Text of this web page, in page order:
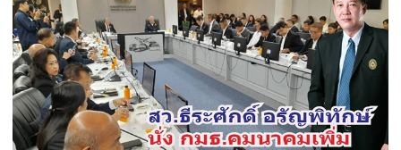
ทหาร
ด้าน
ความ
มั่นคง
แบบ
องค์
รวม